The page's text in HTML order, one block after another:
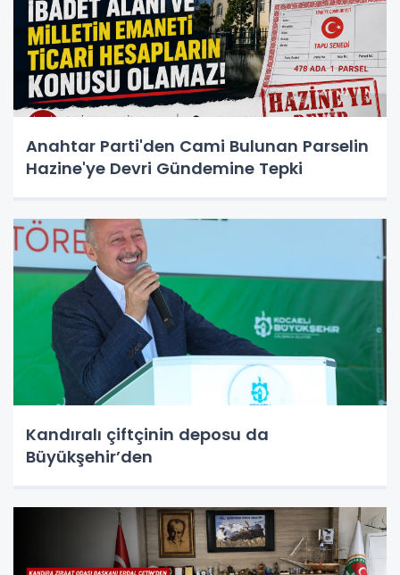
Anahtar Parti'den Cami Bulunan Parselin
Hazine'ye Devri Gündemine Tepki
Kandıralı çiftçinin deposu da
Büyükşehir’den